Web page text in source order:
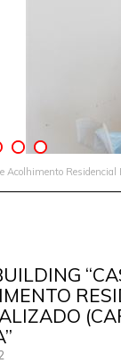
Acolhimento Residencial